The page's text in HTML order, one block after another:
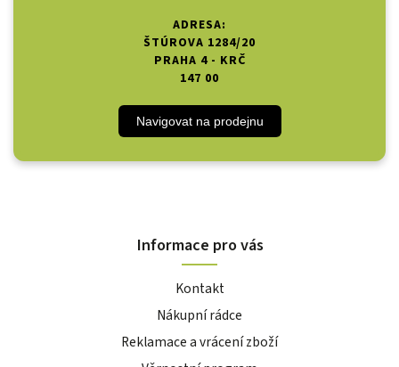
ADRESA:
ŠTÚROVA 1284/20
PRAHA 4 - KRČ
147 00
Navigovat na prodejnu
Informace pro vás
Kontakt
Nákupní rádce
Reklamace a vrácení zboží